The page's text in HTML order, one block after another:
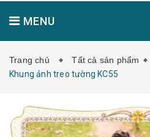
MENU
GIỚI THIỆU SẢN PHẨM
LIÊN HỆ
Trang chủ
Tất cả sản phẩm
Khung ảnh treo tường KC55